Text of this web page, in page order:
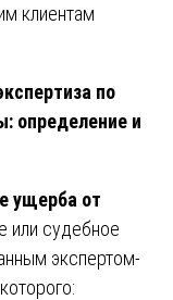
клиентам
по
определение и
ущерба от
или судебное
экспертом-